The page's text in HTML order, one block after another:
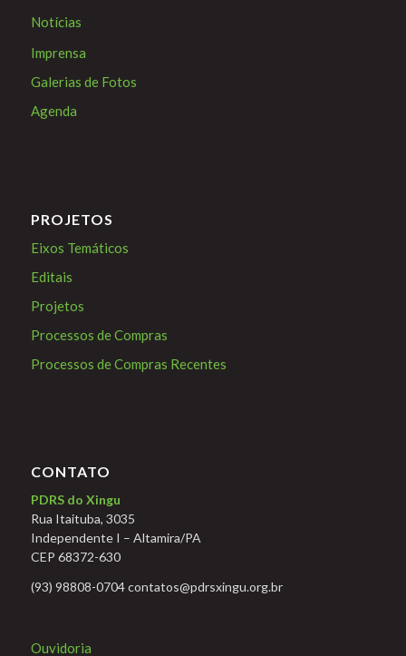
Notícias
Imprensa
Galerias de Fotos
Agenda
PROJETOS
Eixos Temáticos
Editais
Projetos
Processos de Compras
Processos de Compras Recentes
CONTATO
PDRS do Xingu
Rua Itaituba, 3035
Independente I – Altamira/PA
CEP 68372-630
(93) 98808-0704 contatos@pdrsxingu.org.br
Ouvidoria